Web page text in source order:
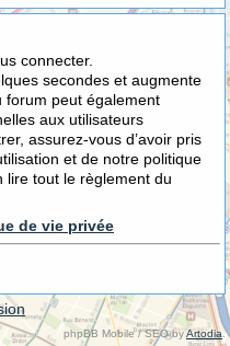
connecter.
secondes et augmente
forum peut également
aux utilisateurs
assurez-vous d’avoir pris
et de notre politique
lire tout le règlement du
de vie privée
phpBB Mobile / SEO byArtodia .